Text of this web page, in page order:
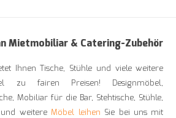
Mietmobiliar & Catering-Zubehör
Ihnen Tische, Stühle und viele weitere
zu fairen Preisen! Designmöbel,
Mobiliar für die Bar, Stehtische, Stühle,
und weitereMöbel leihen Sie bei uns mit